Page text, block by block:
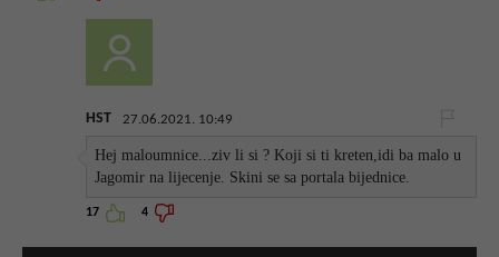
HST 27.06.2021. 10:49
Hej maloumnice...ziv li si ? Koji si ti kreten,idi ba malo u
Jagomir na lijecenje. Skini se sa portala bijednice.
17 4